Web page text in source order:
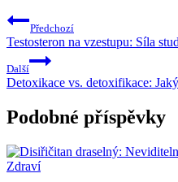
Předchozí
Testosteron na vzestupu: Síla
Další
Detoxikace vs. detoxifikace:
Podobné příspěvky
Zdraví